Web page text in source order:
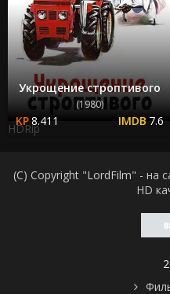
Укрощение строптивого
(1980)
8.411 7.6
HDRip
(C) Copyright "LordFilm" - на
HD